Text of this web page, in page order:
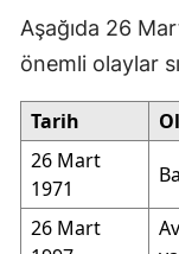
Aşağıda 26
önemli olaylar
Tarih
26 Mart
1971
26 Mart